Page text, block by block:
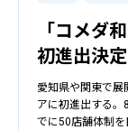
「コメダ
初進出決定
愛知県や関東で展
アに初進出する
でに50店舗体制を